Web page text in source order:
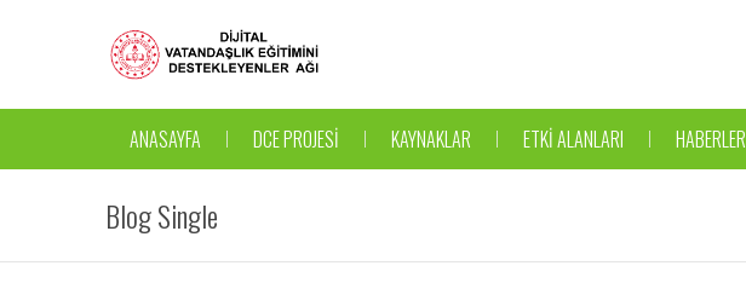
ANASAYFA DCE PROJESİ KAYNAKLAR ETKİ ALANLARI HABERLER
Blog Single